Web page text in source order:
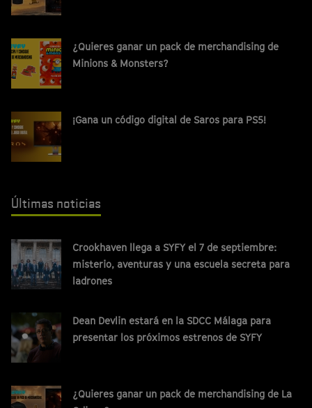
¿Quieres ganar un pack de merchandising de
Minions & Monsters?
¡Gana un código digital de Saros para PS5!
Últimas noticias
Crookhaven llega a SYFY el 7 de septiembre:
misterio, aventuras y una escuela secreta para
ladrones
Dean Devlin estará en la SDCC Málaga para
presentar los próximos estrenos de SYFY
¿Quieres ganar un pack de merchandising de La